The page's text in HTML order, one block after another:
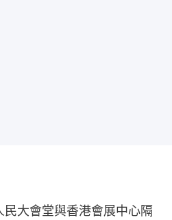
大會堂與香港會展中心隔